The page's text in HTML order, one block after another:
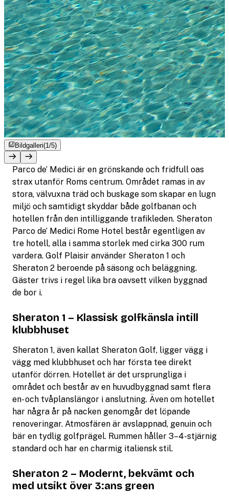
Bildgalleri(1/5)
Parco de’ Medici är en grönskande och fridfull oas
strax utanför Roms centrum. Området ramas in av
stora, välvuxna träd och buskage som skapar en lugn
miljö och samtidigt skyddar både golfbanan och
hotellen från den intilliggande trafikleden. Sheraton
Parco de’ Medici Rome Hotel består egentligen av
tre hotell, alla i samma storlek med cirka 300 rum
vardera. Golf Plaisir använder Sheraton 1 och
Sheraton 2 beroende på säsong och beläggning.
Gäster trivs i regel lika bra oavsett vilken byggnad
de bor i.
Sheraton 1 – Klassisk golfkänsla intill
klubbhuset
Sheraton 1, även kallat Sheraton Golf, ligger vägg i
vägg med klubbhuset och har första tee direkt
utanför dörren. Hotellet är det ursprungliga i
området och består av en huvudbyggnad samt flera
en- och tvåplanslängor i anslutning. Även om hotellet
har några år på nacken genomgår det löpande
renoveringar. Atmosfären är avslappnad, genuin och
bär en tydlig golfprägel. Rummen håller 3–4-stjärnig
standard och har en charmig italiensk stil.
Sheraton 2 – Modernt, bekvämt och
med utsikt över 3:ans green